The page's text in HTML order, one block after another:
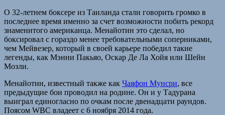
О 32-летнем боксере из Таиланда стали говорить громко в
последнее время именно за счет возможности побить рекорд
знаменитого американца. Менайотин это сделал, но
боксировал с гораздо менее требовательными соперниками,
чем Мейвезер, который в своей карьере победил такие
легенды, как Мэнни Пакьяо, Оскар Де Ла Хойя или Шейн
Мозли.
Менайотин, известный также как Чаяфон Мунсри, все
предыдущие бои проводил на родине. Он и у Тадурана
выиграл единогласно по очкам после двенадцати раундов.
Поясом WBC владеет с 6 ноября 2014 года.